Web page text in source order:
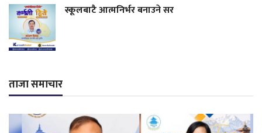
स्कूलबाटै आत्मनिर्भर बनाउने सर
ताजा समाचार